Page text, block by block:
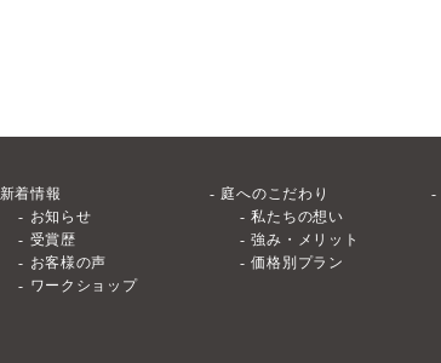
新着情報
お知らせ
受賞歴
お客様の声
ワークショップ
庭へのこだわり
私たちの想い
強み・メリット
価格別プラン